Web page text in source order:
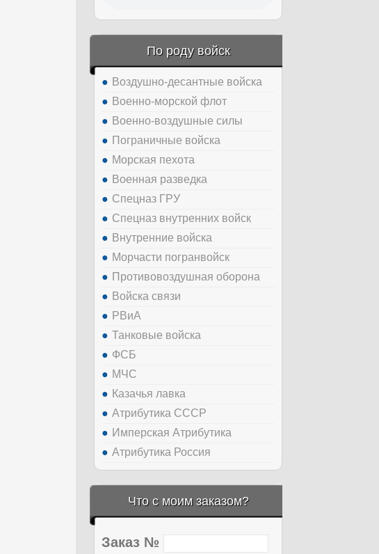
По роду войск
Воздушно-десантные войска
Военно-морской флот
Военно-воздушные силы
Пограничные войска
Морская пехота
Военная разведка
Спецназ ГРУ
Спецназ внутренних войск
Внутренние войска
Морчасти погранвойск
Противовоздушная оборона
Войска связи
РВиА
Танковые войска
ФСБ
МЧС
Казачья лавка
Атрибутика СССР
Имперская Атрибутика
Атрибутика Россия
Что с моим заказом?
Заказ №